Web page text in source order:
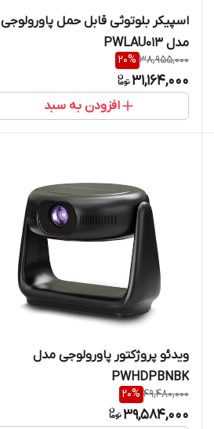
اسپیکر بلوتوثی قابل حمل پاورولوجی
مدل PWLAU013
38,955,000
20%
31,164,000
افزودن به سبد
ویدئو پروژکتور پاورولوجی مدل
PWHDPBNBK
49,480,000
20%
39,584,000